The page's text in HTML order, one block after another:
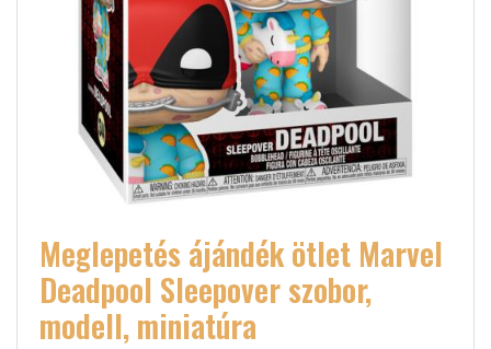
Meglepetés ájándék ötlet Marvel
Deadpool Sleepover szobor,
modell, miniatúra